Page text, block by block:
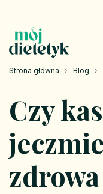
Strona główna › Blog ›
Czy
zdrowa